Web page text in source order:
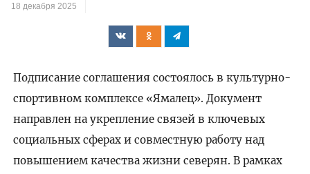
18 декабря 2025
Подписание соглашения состоялось в культурно-
спортивном комплексе «Ямалец». Документ
направлен на укрепление связей в ключевых
социальных сферах и совместную работу над
повышением качества жизни северян. В рамках